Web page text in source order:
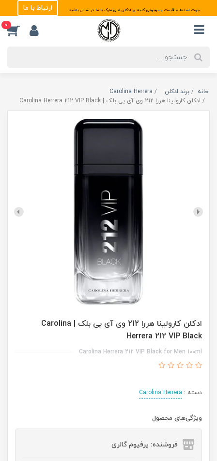
جهت استعلام قیمت و موجودی کلیه ی ادکلن های مارک با ما در تماس باشید ارتباط با ما
0
خانه برند ادکلن
Carolina Herrera
ادکلن کارولینا هررا 212 وی آی پی بلک | Carolina Herrera 212 VIP Black
ادکلن کارولینا هررا 212 وی آی پی بلک | Carolina
Herrera 212 VIP Black
Carolina Herrera 212 VIP Black for Men 100ml
دسته : Carolina Herrera
ویژگی‌های محصول
فروشنده: پرفیوم گالری